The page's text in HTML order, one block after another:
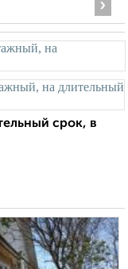
›
срок, в